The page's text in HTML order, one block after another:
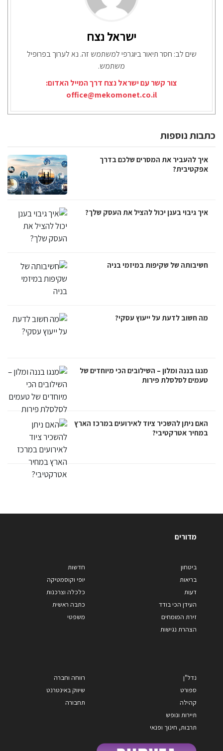
ישראל נצח
שים לב: חסר תיאור ביוגרפי למשתמש זה. נא לערוך בפרופיל
משתמש.
צור קשר עם ישראל נצח דרך המייל האדום:
office@mekomonet.co.il
כתבות נוספות
איך להעביר את המסרים שלכם בדרך
אפקטיבית?
איך גיבוי בענן יכול להציל את העסק שלך?
חשיבותה של שקיפות במיזמי בניה
מה חשוב לדעת על ייעוץ עסקי?
מנגו בננה ומלון – השילובים הכי מיוחדים של
טעמים לסלסלת פירות
האם ניתן להשכיר ציוד לאירועים במרכז הארץ
במחיר אטרקטיבי?
מדורים
ביטחון
בריאות
דעות
העידן הכי בודד
זירת המומחים
הצהרת נגישות
חדשות
יופי וקוסמטיקה
כלכלה וצרכנות
כתבה ראשית
משפטי
נדל"ן
ספורט
קהילה
תיירות ונופש
תרבות, חינוך ופנאי
רווחה וחברה
שיווק באינטרנט
תחבורה